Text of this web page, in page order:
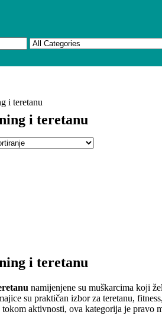
i teretanu
i teretanu
i teretanu
namijenjene su muškarcima koji
su praktičan izbor za teretanu,
aktivnosti, ova kategorija je pravo